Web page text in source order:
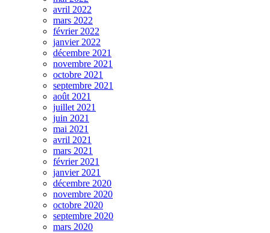
avril 2022
mars 2022
février 2022
janvier 2022
décembre 2021
novembre 2021
octobre 2021
septembre 2021
août 2021
juillet 2021
juin 2021
mai 2021
avril 2021
mars 2021
février 2021
janvier 2021
décembre 2020
novembre 2020
octobre 2020
septembre 2020
mars 2020